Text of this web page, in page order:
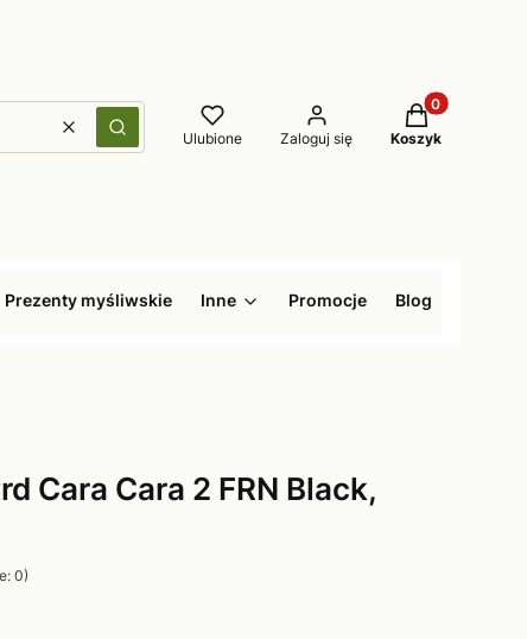
WyczyśćSzukaj Ulubione Zaloguj się
Produkty w
Koszyk
Prezenty myśliwskie Inne Promocje Blog
Cara Cara 2 FRN Black,
0)